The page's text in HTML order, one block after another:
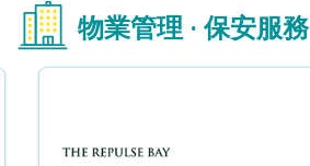
物業管理 · 保安服務